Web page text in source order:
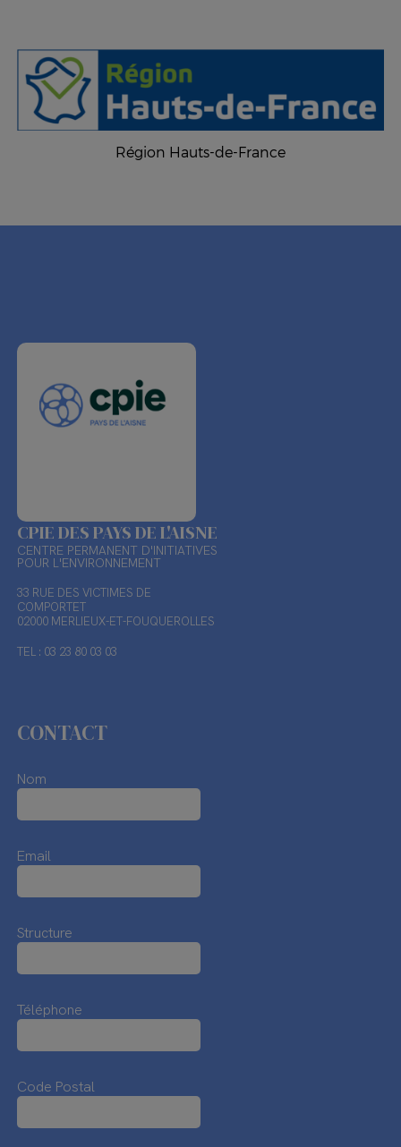
Région Hauts-de-France
CPIE DES PAYS DE L'AISNE
CENTRE PERMANENT D'INITIATIVES
POUR L'ENVIRONNEMENT
33 RUE DES VICTIMES DE
COMPORTET
02000 MERLIEUX-ET-FOUQUEROLLES
TEL : 03 23 80 03 03
CONTACT
Nom
Email
Structure
Téléphone
Code Postal